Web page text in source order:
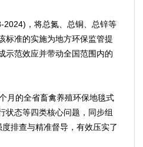
，将总氮、总铜、总锌等
标准的实施为地方环保监管提
示范效应并带动全国范围内的
的全省畜禽养殖环保地毯式
状态等四类核心问题，同步组
排查与精准督导，有效压实了